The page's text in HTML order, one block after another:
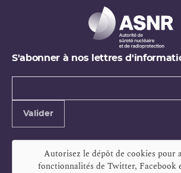
S'abonner à nos lettres
Types de
Valider
Autorisez le dépôt de cookies pour
fonctionnalités de Twitter, Facebook